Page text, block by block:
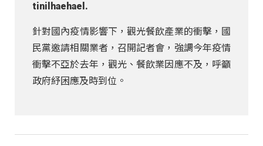
tinilhaehael.
針對國內疫情影響下，觀光餐飲產業的衝擊，國
民黨邀請相關業者，召開記者會，強調今年疫情
衝擊不亞於去年，觀光、餐飲業因應不及，呼籲
政府紓困應及時到位。